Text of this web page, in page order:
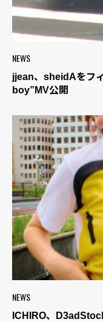
NEWS
jjean、sheidAをフ
boy”MV公開
NEWS
ICHIRO、